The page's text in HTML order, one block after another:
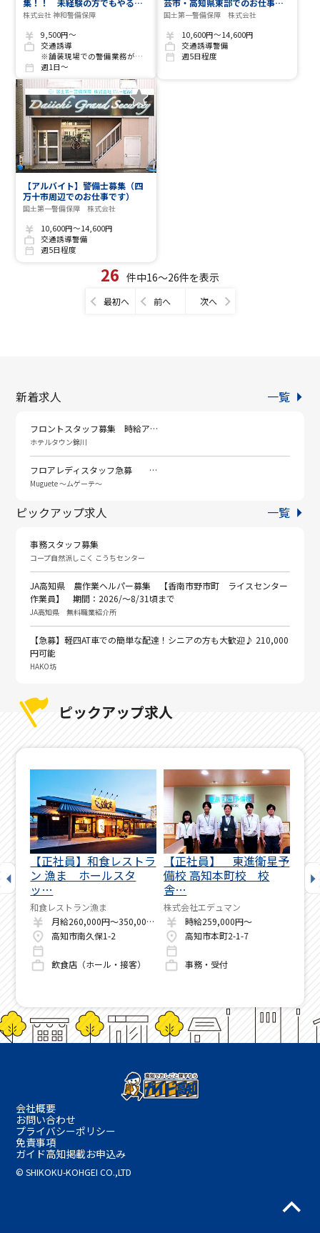
集！！ 未経験の方でもやる気
があれば全力でサポートします
株式会社 神和警備保障
9,500円～
交通誘導
※舗装現場での警備業務がない場合はその他現場での業務あり
週1日～
芸市・高知県東部でのお仕事で
す）
国土第一警備保障 株式会社
10,600円～14,600円
交通誘導警備
週5日程度
【アルバイト】警備士募集（四
万十市周辺でのお仕事です）
国土第一警備保障 株式会社
10,600円～14,600円
交通誘導警備
週5日程度
26 件中16～26件を表示
最初へ 前へ 次へ
新着求人
フロントスタッフ募集 時給ア…
ホテルタウン錦川
フロアレディスタッフ急募 …
Muguete ～ムゲーテ～
一覧
ピックアップ求人
事務スタッフ募集
コープ自然派しこく こうちセンター
JA高知県 農作業ヘルパー募集 【香南市野市町 ライスセンター
作業員】 期間：2026/～8/31頃まで
JA高知県 無料職業紹介所
【急募】軽四AT車での簡単な配達！シニアの方も大歓迎♪ 210,000
円可能
HAKO坊
一覧
ピックアップ求人
ナ
【正社員】和食レストラ
ン 漁ま ホールスタ
ッ…
和食レストラン漁ま
月給260,000円～350,000円
高知市南久保1-2
飲食店（ホール・接客）
【正社員】 東進衛星予
備校 高知本町校 校
舎…
株式会社エデュマン
時給259,000円～
高知市本町2-1-7
事務・受付
リ
株
会社概要
お問い合わせ
プライバシーポリシー
免責事項
ガイド高知掲載お申込み
© SHIKOKU-KOHGEI CO.,LTD